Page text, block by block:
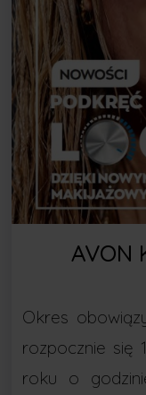
AVON
Okres
rozpocznie się
roku o